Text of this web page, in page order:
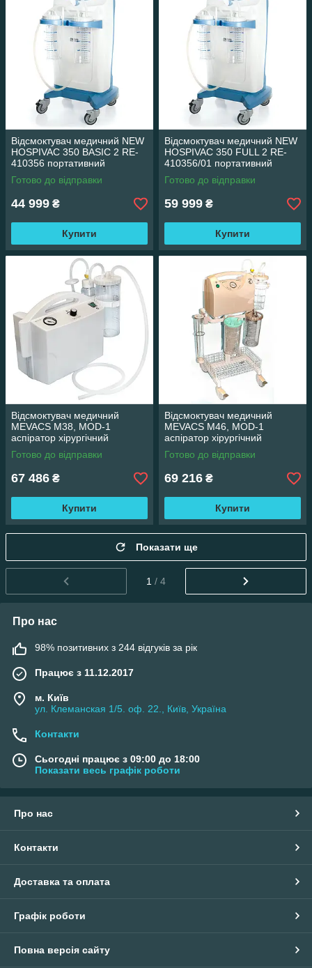
Відсмоктувач медичний NEW
HOSPIVAC 350 BASIC 2 RE-
410356 портативний
аспіратор хірургічний
Готово до відправки
44 999 ₴
Купити
Відсмоктувач медичний NEW
HOSPIVAC 350 FULL 2 RE-
410356/01 портативний
аспіратор хірургічний
Готово до відправки
59 999 ₴
Купити
Відсмоктувач медичний
MEVACS M38, MOD-1
аспіратор хірургічний
Готово до відправки
67 486 ₴
Купити
Відсмоктувач медичний
MEVACS M46, MOD-1
аспіратор хірургічний
Готово до відправки
69 216 ₴
Купити
Показати ще
1 / 4
Про нас
98% позитивних з 244 відгуків за рік
Працює з 11.12.2017
м. Київ
ул. Клеманская 1/5. оф. 22., Київ, Україна
Контакти
Сьогодні працює з 09:00 до 18:00
Показати весь графік роботи
Про нас
Контакти
Доставка та оплата
Графік роботи
Повна версія сайту